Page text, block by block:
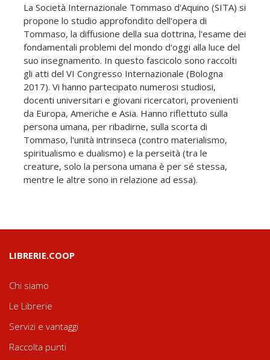
La Società Internazionale Tommaso d'Aquino (SITA) si
propone lo studio approfondito dell'opera di
Tommaso, la diffusione della sua dottrina, l'esame dei
fondamentali problemi del mondo d'oggi alla luce del
suo insegnamento. In questo fascicolo sono raccolti
gli atti del VI Congresso Internazionale (Bologna
2017). Vi hanno partecipato numerosi studiosi,
docenti universitari e giovani ricercatori, provenienti
da Europa, Americhe e Asia. Hanno riflettuto sulla
persona umana, per ribadirne, sulla scorta di
Tommaso, l'unità intrinseca (contro materialismo,
spiritualismo e dualismo) e la perseità (tra le
creature, solo la persona umana è per sé stessa,
mentre le altre sono in relazione ad essa).
LIBRERIE.COOP
Chi siamo
Le Librerie
Servizi e vantaggi
Raccolta punti